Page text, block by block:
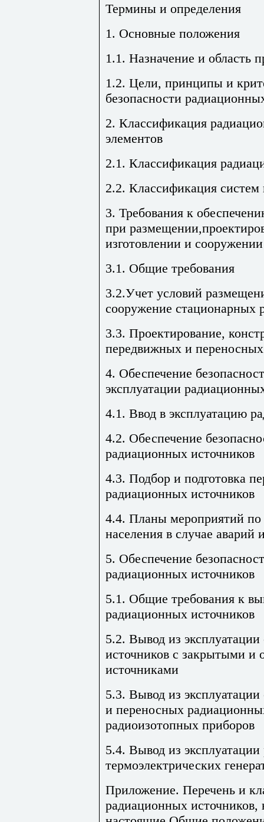
Термины и определения
1. Основные положения
1.1. Назначение и область
1.2. Цели, принципы и
безопасности
2. Классификация
элементов
2.1. Классификация
2.2. Классификация систем
3. Требования к
при
изготовлении и
3.1. Общие требования
3.2.Учет условий
сооружение стационарных
3.3. Проектирование,
передвижных и
4. Обеспечение
эксплуатации
4.1. Ввод в эксплуатацию
4.2. Обеспечение
радиационных источников
4.3. Подбор и подготовка
радиационных источников
4.4. Планы мероприятий по
населения в случае
5. Обеспечение
радиационных источников
5.1. Общие требования к
радиационных источников
5.2. Вывод из
источников с закрытыми
источниками
5.3. Вывод из
и переносных
радиоизотопных приборов
5.4. Вывод из
термоэлектрических
Приложение. Перечень и
радиационных источников,